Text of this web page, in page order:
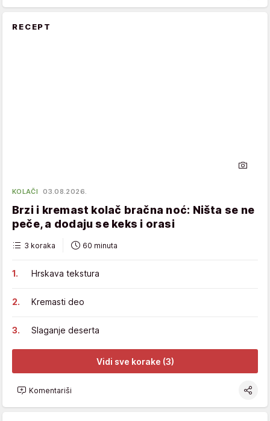
RECEPT
KOLAČI 03.08.2026.
Brzi i kremast kolač bračna noć: Ništa se ne
peče, a dodaju se keks i orasi
3 koraka 60 minuta
Hrskava tekstura
Kremasti deo
Slaganje deserta
Vidi sve korake (3)
Komentariši